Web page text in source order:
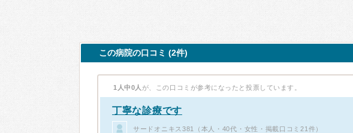
この病院の口コミ (2件)
1人中0人 が、この口コミが参考になったと投票しています。
丁寧な診療です
サードオニキス381（本人・40代・女性・掲載口コミ21件）